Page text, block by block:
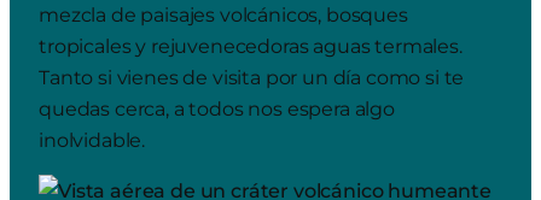
mezcla de paisajes volcánicos, bosques
tropicales y rejuvenecedoras aguas termales.
Tanto si vienes de visita por un día como si te
quedas cerca, a todos nos espera algo
inolvidable.